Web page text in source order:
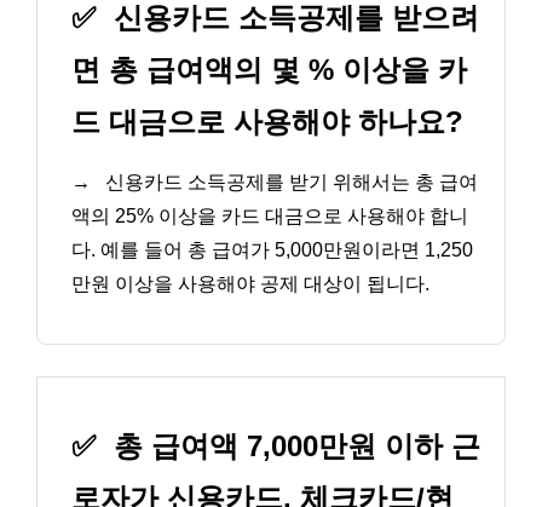
✅ 신용카드 소득공제를 받으려
면 총 급여액의 몇 % 이상을 카
드 대금으로 사용해야 하나요?
→
신용카드 소득공제를 받기 위해서는 총 급여
액의 25% 이상을 카드 대금으로 사용해야 합니
다. 예를 들어 총 급여가 5,000만원이라면 1,250
만원 이상을 사용해야 공제 대상이 됩니다.
✅ 총 급여액 7,000만원 이하 근
로자가 신용카드, 체크카드/현